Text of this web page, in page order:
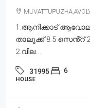
1.ആനിക്കാട്
താലൂക്ക് 8.5 സെൻ്റ്
2.വില...
31995 6
HOUSE